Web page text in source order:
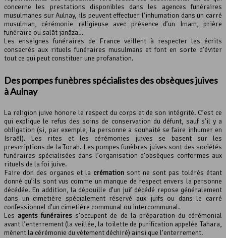
concerne les prestations disponibles dans les agences funéraires
musulmanes sur Aulnay, ils peuvent effectuer l’inhumation dans un carré
musulman, cérémonie religieuse avec présence d’un Imam, prière
funéraire ou salât janâza…
Les enseignes funéraires de France veillent à respecter les écrits
consacrés aux rituels funéraires musulmans et font en sorte d’éviter
tout ce qui peut constituer une profanation.
Des pompes funèbres spécialistes des obsèques juives
à Aulnay
La religion juive honore le respect du corps et de son intégrité. C’est ce
qui explique le refus des soins de conservation du défunt, sauf s’il y a
obligation (si, par exemple, la personne a souhaité se faire inhumer en
Israël). Les rites et les cérémonies juives se basent sur les
prescriptions de la Torah. Les pompes funèbres juives sont des sociétés
funéraires spécialisées dans l’organisation d’obsèques conformes aux
rituels de la foi juive.
Faire don des organes et la crémation sont ne sont pas tolérés étant
donné qu’ils sont vus comme un manque de respect envers la personne
décédée. En addition, la dépouille d’un juif décédé repose généralement
dans un cimetière spécialement réservé aux juifs ou dans le carré
confessionnel d’un cimetière communal ou intercommunal.
Les agents funéraires s’occupent de de la préparation du cérémonial
avant l’enterrement (la veillée, la toilette de purification appelée Tahara,
mènent la cérémonie du vêtement déchiré) ainsi que l’enterrement.